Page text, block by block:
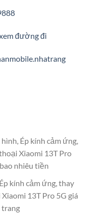
đường đi
Ép kính cảm ứng,
Xiaomi 13T Pro
nhiêu tiền
kính cảm ứng, thay
13T Pro 5G giá
trang